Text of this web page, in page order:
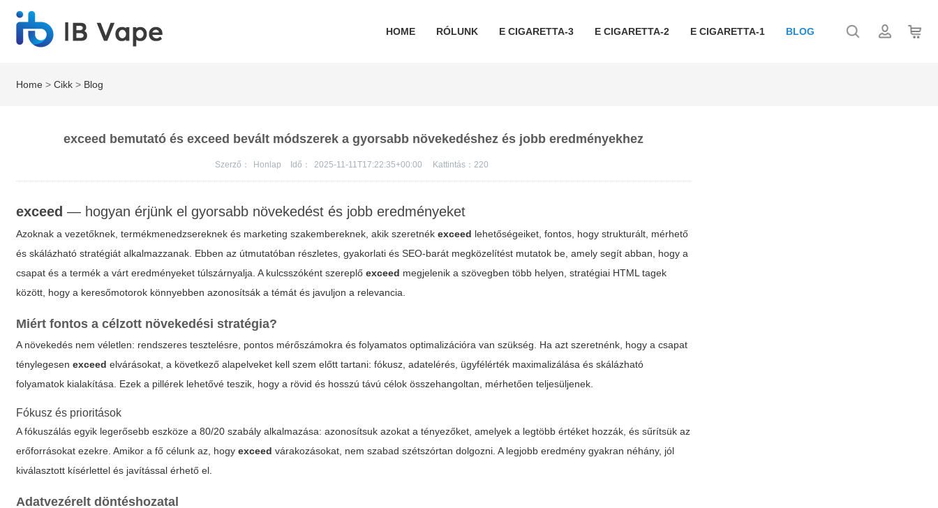
HOME RÓLUNK E CIGARETTA-3 E CIGARETTA-2 E CIGARETTA-1 BLOG
Home >Cikk > Blog
exceed bemutató és exceed bevált módszerek a gyorsabb növekedéshez és jobb eredményekhez
Szerző： Honlap Idő： 2025-11-11T17:22:35+00:00 Kattintás：220
exceed — hogyan érjünk el gyorsabb növekedést és jobb eredményeket
Azoknak a vezetőknek, termékmenedzsereknek és marketing szakembereknek, akik szeretnékexceed lehetőségeiket, fontos, hogy strukturált, mérhető
és skálázható stratégiát alkalmazzanak. Ebben az útmutatóban részletes, gyakorlati és SEO-barát megközelítést mutatok be, amely segít abban, hogy a
csapat és a termék a várt eredményeket túlszárnyalja. A kulcsszóként szereplőexceed megjelenik a szövegben több helyen, stratégiai HTML tagek
között, hogy a keresőmotorok könnyebben azonosítsák a témát és javuljon a relevancia.
Miért fontos a célzott növekedési stratégia?
A növekedés nem véletlen: rendszeres tesztelésre, pontos mérőszámokra és folyamatos optimalizációra van szükség. Ha azt szeretnénk, hogy a csapat
ténylegesenexceed elvárásokat, a következő alapelveket kell szem előtt tartani: fókusz, adatelérés, ügyfélérték maximalizálása és skálázható
folyamatok kialakítása. Ezek a pillérek lehetővé teszik, hogy a rövid és hosszú távú célok összehangoltan, mérhetően teljesüljenek.
Fókusz és prioritások
A fókuszálás egyik legerősebb eszköze a 80/20 szabály alkalmazása: azonosítsuk azokat a tényezőket, amelyek a legtöbb értéket hozzák, és sűrítsük az
erőforrásokat ezekre. Amikor a fő célunk az, hogyexceed várakozásokat, nem szabad szétszórtan dolgozni. A legjobb eredmény gyakran néhány, jól
kiválasztott kísérlettel és javítással érhető el.
Adatvezérelt döntéshozatal